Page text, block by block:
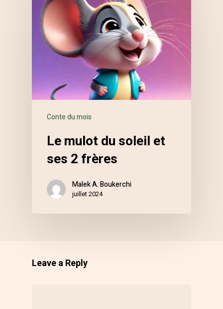
Conte du mois
Le mulot du soleil et
ses 2 frères
Malek A. Boukerchi
juillet 2024
Leave a Reply